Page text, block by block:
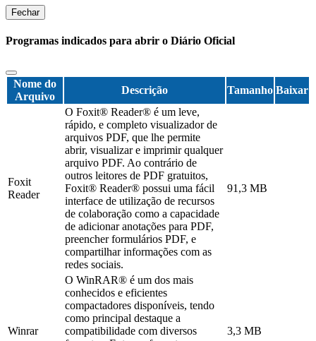
Fechar
Programas indicados para abrir o Diário Oficial
Nome do
Arquivo
Descrição Tamanho Baixar
Foxit
Reader
O Foxit® Reader® é um leve,
rápido, e completo visualizador de
arquivos PDF, que lhe permite
abrir, visualizar e imprimir qualquer
arquivo PDF. Ao contrário de
outros leitores de PDF gratuitos,
Foxit® Reader® possui uma fácil
interface de utilização de recursos
de colaboração como a capacidade
de adicionar anotações para PDF,
preencher formulários PDF, e
compartilhar informações com as
redes sociais.
91,3 MB
Winrar
O WinRAR® é um dos mais
conhecidos e eficientes
compactadores disponíveis, tendo
como principal destaque a
compatibilidade com diversos
3,3 MB